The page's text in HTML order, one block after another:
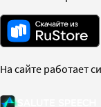
На сайте работает